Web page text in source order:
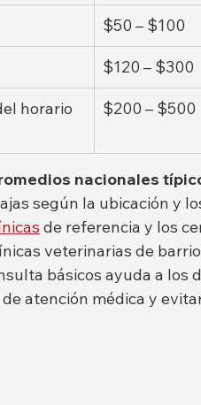
$50 – $100
$120 – $300
horario
$200 – $500
nacionales
según la ubicación y
de referencia y los
veterinarias de
básicos ayuda a los
atención médica y